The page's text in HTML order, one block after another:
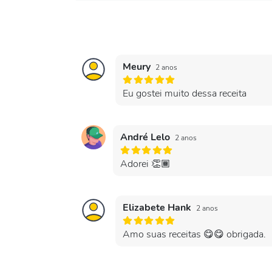
Meury 2 anos
Eu gostei muito dessa receita
André Lelo 2 anos
Adorei 👏🏾
Elizabete Hank 2 anos
Amo suas receitas 😋😋 obrigada.